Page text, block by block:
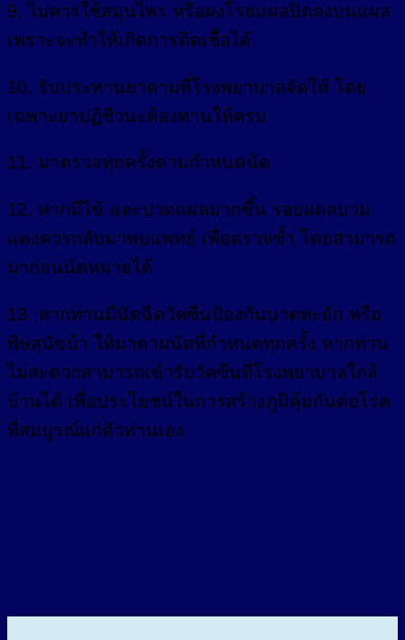
9. ไม่ควรใช้สมุนไพร หรือผงโรยแผลปิดลงบนแผล
เพราะจะทำให้เกิดการติดเชื้อได้
10. รับประทานยาตามที่โรงพยาบาลจัดให้ โดย
เฉพาะยาปฏิชีวนะต้องทานให้ครบ
11. มาตรวจทุกครั้งตามกำหนดนัด
12. หากมีไข้ และปวดแผลมากขึ้น รอยแผลบวม
แดงควรกลับมาพบแพทย์ เพื่อตรวจซ้ำ โดยสามารถ
มาก่อนนัดหมายได้
13. หากท่านมีนัดฉีดวัคซีนป้องกันบาดทะยัก หรือ
พิษสุนัขบ้า ให้มาตามนัดที่กำหนดทุกครั้ง หากท่าน
ไม่สะดวกสามารถเข้ารับวัคซีนที่โรงพยาบาลใกล้
บ้านได้ เพื่อประโยชน์ในการสร้างภูมิคุ้มกันต่อโรค
ที่สมบูรณ์แก่ตัวท่านเอง